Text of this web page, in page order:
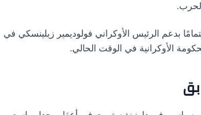
بدعم الرئيس الأوكراني فولوديمير زيلينسكي في
الأوكرانية في الوقت الحالي.